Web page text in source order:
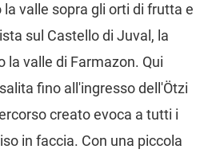
valle sopra gli orti di frutta e
sul Castello di Juval, la
la valle di Farmazon. Qui
fino all'ingresso dell'Ötzi
creato evoca a tutti i
in faccia. Con una piccola